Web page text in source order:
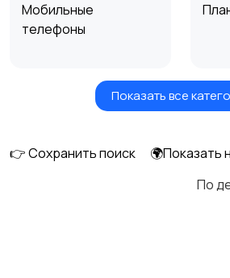
Мобильные
телефоны
Умные часы и
Показать все
👉 Сохранить поиск
🌍Показать
По